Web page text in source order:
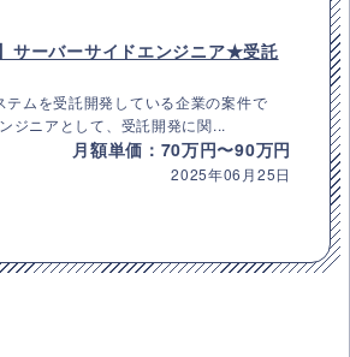
サーバーサイドエンジニア★受託
テムを受託開発している企業の案件で
ジニアとして、受託開発に関...
月額単価：70万円〜90万円
2025年06月25日